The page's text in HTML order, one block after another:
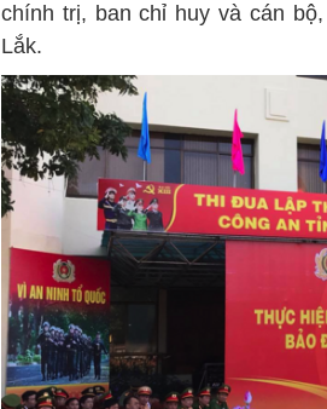
chính trị, ban chỉ huy và cán
Lắk.